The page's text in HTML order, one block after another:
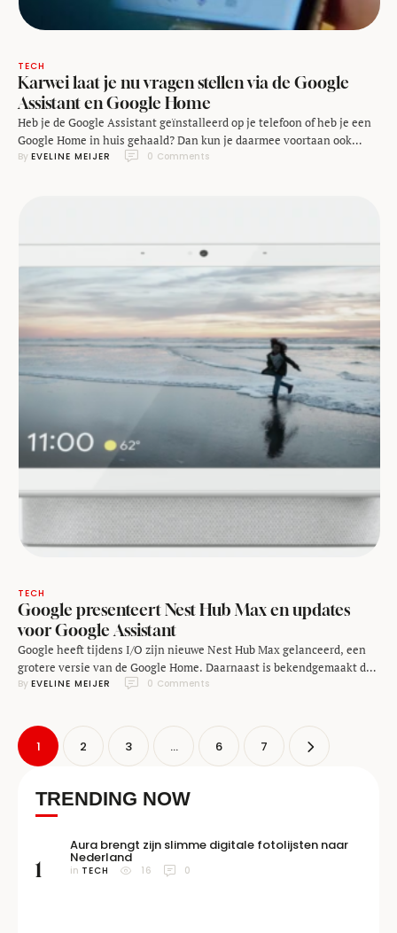
TECH
Karwei laat je nu vragen stellen via de Google
Assistant en Google Home
Heb je de Google Assistant geïnstalleerd op je telefoon of heb je een
Google Home in huis gehaald? Dan kun je daarmee voortaan ook
vragen stellen aan de Karwei, via de nieuwe voice-integratie. Dit doe
By EVELINE MEIJER 0 Comments
TECH
Google presenteert Nest Hub Max en updates
voor Google Assistant
Google heeft tijdens I/O zijn nieuwe Nest Hub Max gelanceerd, een
grotere versie van de Google Home. Daarnaast is bekendgemaakt dat
alle slimme apparaten van Google nu de Google Nest-naam gaan
By EVELINE MEIJER 0 Comments
1 2 3 … 6 7
TRENDING NOW
1
Aura brengt zijn slimme digitale fotolijsten naar
Nederland
in TECH 16 0